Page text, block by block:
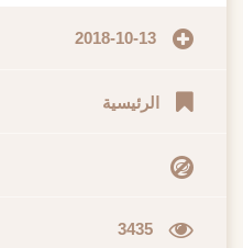
2018-10-13
الرئيسية
3435